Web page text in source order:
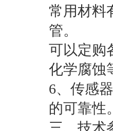
常用材料
管。
可以定购
化学腐蚀
6、传感
的可靠性
三、技术